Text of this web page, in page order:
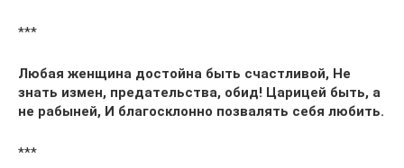
***
Любая женщина достойна быть счастливой, Не
знать измен, предательства, обид! Царицей быть, а
не рабыней, И благосклонно позвалять себя любить.
***